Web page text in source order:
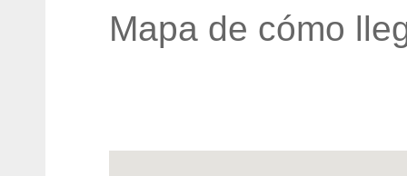
Mapa de cómo